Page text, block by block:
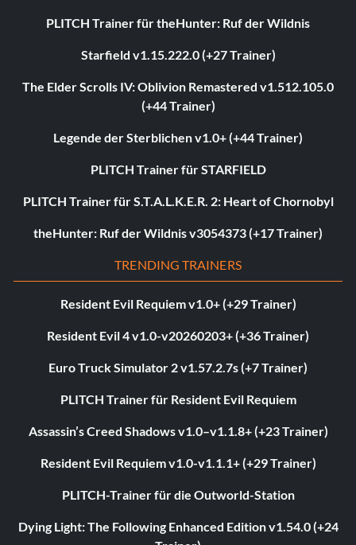
PLITCH Trainer für theHunter: Ruf der Wildnis
Starfield v1.15.222.0 (+27 Trainer)
The Elder Scrolls IV: Oblivion Remastered v1.512.105.0
(+44 Trainer)
Legende der Sterblichen v1.0+ (+44 Trainer)
PLITCH Trainer für STARFIELD
PLITCH Trainer für S.T.A.L.K.E.R. 2: Heart of Chornobyl
theHunter: Ruf der Wildnis v3054373 (+17 Trainer)
TRENDING TRAINERS
Resident Evil Requiem v1.0+ (+29 Trainer)
Resident Evil 4 v1.0-v20260203+ (+36 Trainer)
Euro Truck Simulator 2 v1.57.2.7s (+7 Trainer)
PLITCH Trainer für Resident Evil Requiem
Assassin’s Creed Shadows v1.0–v1.1.8+ (+23 Trainer)
Resident Evil Requiem v1.0-v1.1.1+ (+29 Trainer)
PLITCH-Trainer für die Outworld-Station
Dying Light: The Following Enhanced Edition v1.54.0 (+24